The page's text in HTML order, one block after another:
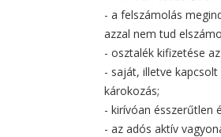
- a felszámolás
azzal nem tud
- osztalék kifizetése
- saját, illetve
károkozás;
- kirívóan ésszerűtlen
- az adós aktív